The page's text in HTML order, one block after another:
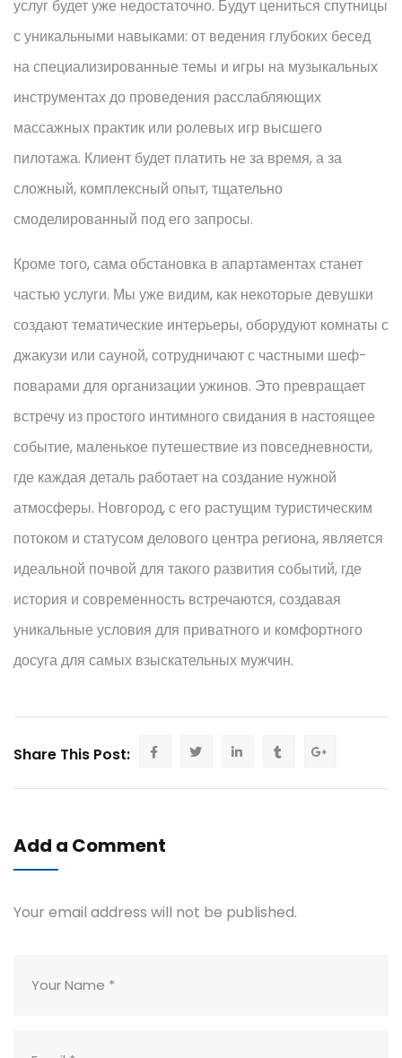
услуг будет уже недостаточно. Будут цениться спутницы
с уникальными навыками: от ведения глубоких бесед
на специализированные темы и игры на музыкальных
инструментах до проведения расслабляющих
массажных практик или ролевых игр высшего
пилотажа. Клиент будет платить не за время, а за
сложный, комплексный опыт, тщательно
смоделированный под его запросы.
Кроме того, сама обстановка в апартаментах станет
частью услуги. Мы уже видим, как некоторые девушки
создают тематические интерьеры, оборудуют комнаты с
джакузи или сауной, сотрудничают с частными шеф-
поварами для организации ужинов. Это превращает
встречу из простого интимного свидания в настоящее
событие, маленькое путешествие из повседневности,
где каждая деталь работает на создание нужной
атмосферы. Новгород, с его растущим туристическим
потоком и статусом делового центра региона, является
идеальной почвой для такого развития событий, где
история и современность встречаются, создавая
уникальные условия для приватного и комфортного
досуга для самых взыскательных мужчин.
Share This Post:
Add a Comment
Your email address will not be published.